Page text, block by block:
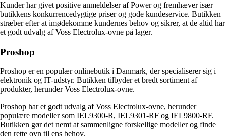
Kunder har givet positive anmeldelser af Power og fremhæver især
butikkens konkurrencedygtige priser og gode kundeservice. Butikken
stræber efter at imødekomme kundernes behov og sikrer, at de altid har
et godt udvalg af Voss Electrolux-ovne på lager.
Proshop
Proshop er en populær onlinebutik i Danmark, der specialiserer sig i
elektronik og IT-udstyr. Butikken tilbyder et bredt sortiment af
produkter, herunder Voss Electrolux-ovne.
Proshop har et godt udvalg af Voss Electrolux-ovne, herunder
populære modeller som IEL9300-R, IEL9301-RF og IEL9800-RF.
Butikken gør det nemt at sammenligne forskellige modeller og finde
den rette ovn til ens behov.